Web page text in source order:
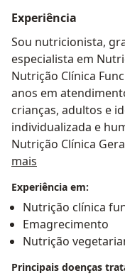
Experiência
Sou nutricionista,
especialista em
Nutrição Clínica
anos em
crianças, adultos e
individualizada e
Nutrição Clínica
Emagrecimento,
Alimentar. Busco
por meio de uma
relação com a
mais
Experiência em:
Nutrição clínica
Emagrecimento
Nutrição
Principais doenças